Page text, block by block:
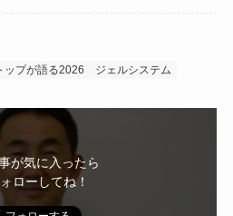
ップが語る2026 ジェルシステム
が気に入ったら
ローしてね！